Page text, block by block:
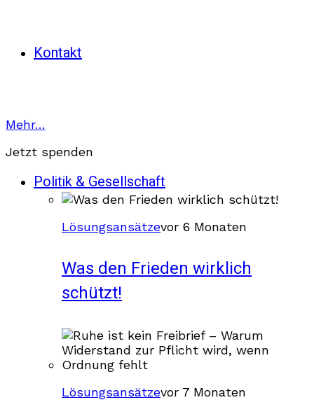
Kontakt
Mehr…
Jetzt spenden
Politik & Gesellschaft
Lösungsansätzevor 6 Monaten
Was den Frieden wirklich
schützt!
Lösungsansätzevor 7 Monaten